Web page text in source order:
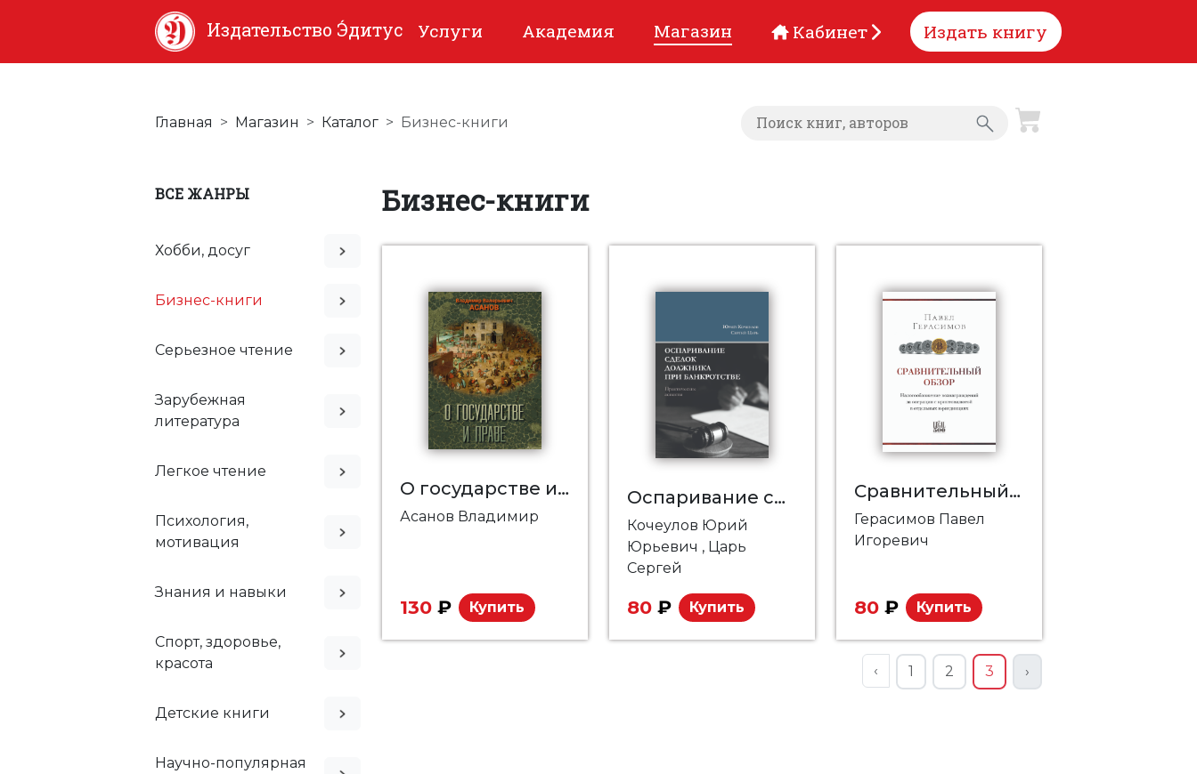
Издательство Э́дитус Услуги Академия Магазин Кабинет Издать книгу
Главная Магазин Каталог Бизнес-книги
ВСЕ ЖАНРЫ
Хобби, досуг
Бизнес-книги
Серьезное чтение
Зарубежная
литература
Легкое чтение
Психология,
мотивация
Знания и навыки
Спорт, здоровье,
красота
Детские книги
Научно-популярная
Бизнес-книги
О государстве и праве
Асанов Владимир
130 ₽ Купить
Оспаривание сделок должника при банкротстве. Практические аспекты
Кочеулов Юрий
Юрьевич , Царь
Сергей
80 ₽ Купить
Сравнительный обзор. Налогообложение вознаграждений за операции с криптовалютой в отдельных юрисдикциях
Герасимов Павел
Игоревич
80 ₽ Купить
‹ 1 2 3 ›